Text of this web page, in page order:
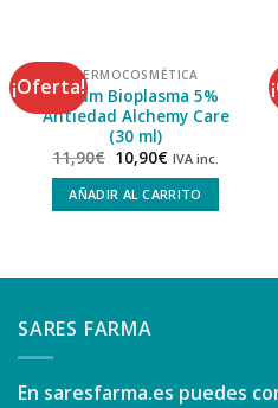
¡Oferta!DERMOCOSMÉTICA
Serum Bioplasma 5%
Antiedad Alchemy Care
(30 ml)
11,90€ 10,90€ IVA inc.
AÑADIR AL CARRITO
SARES FARMA
En saresfarma.es puedes